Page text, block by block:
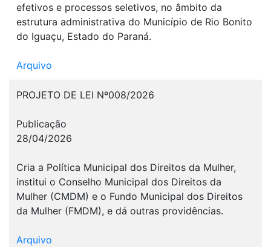
efetivos e processos seletivos, no âmbito da
estrutura administrativa do Município de Rio Bonito
do Iguaçu, Estado do Paraná.
Arquivo
PROJETO DE LEI Nº008/2026
Publicação
28/04/2026
Cria a Política Municipal dos Direitos da Mulher,
institui o Conselho Municipal dos Direitos da
Mulher (CMDM) e o Fundo Municipal dos Direitos
da Mulher (FMDM), e dá outras providências.
Arquivo